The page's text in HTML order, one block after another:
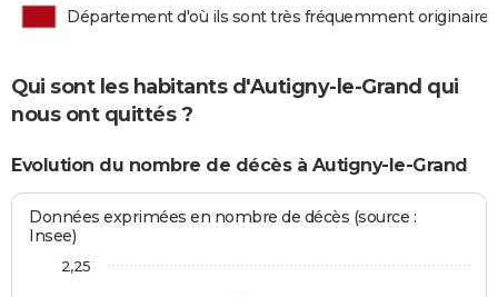
Département d'où ils sont très fréquemment originaires
Qui sont les habitants d'Autigny-le-Grand qui
nous ont quittés ?
Evolution du nombre de décès à Autigny-le-Grand
Données exprimées en nombre de décès (source :
Insee)
2,25